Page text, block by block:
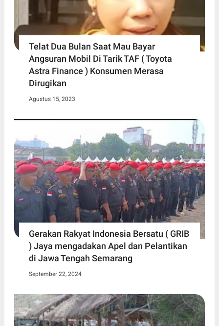
Telat Dua Bulan Saat Mau Bayar
Angsuran Mobil Di Tarik TAF ( Toyota
Astra Finance ) Konsumen Merasa
Dirugikan
Agustus 15, 2023
Gerakan Rakyat Indonesia Bersatu ( GRIB
) Jaya mengadakan Apel dan Pelantikan
di Jawa Tengah Semarang
September 22, 2024